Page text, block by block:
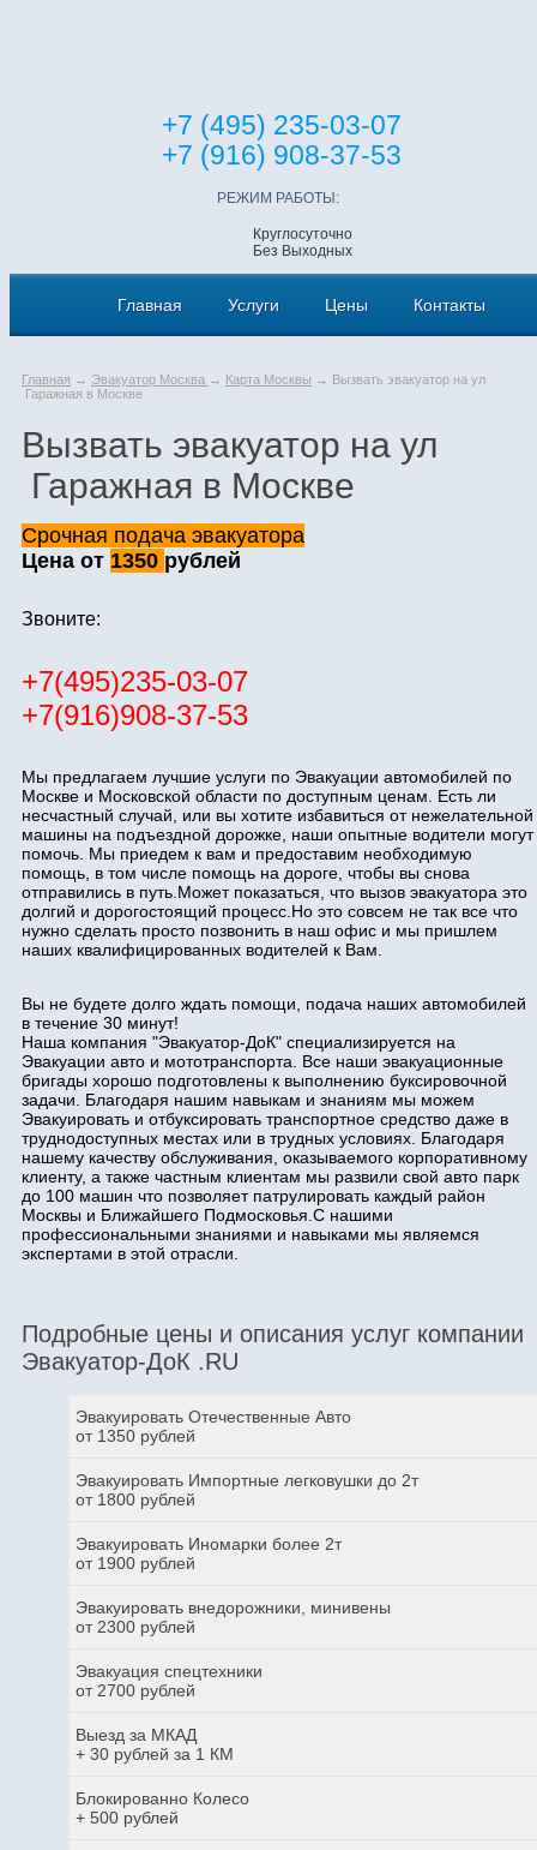
+7 (495) 235-03-07
+7 (916) 908-37-53
РЕЖИМ РАБОТЫ:
Круглосуточно
Без Выходных
Главная Услуги Цены Контакты
Главная → Эвакуатор Москва → Карта Москвы → Вызвать эвакуатор на ул
Гаражная в Москве
Вызвать эвакуатор на ул
Гаражная в Москве
Срочная подача эвакуатора
Цена от 1350 рублей
Звоните:
+7(495)235-03-07
+7(916)908-37-53
Мы предлагаем лучшие услуги по Эвакуации автомобилей по
Москве и Московской области по доступным ценам. Есть ли
несчастный случай, или вы хотите избавиться от нежелательной
машины на подъездной дорожке, наши опытные водители могут
помочь. Мы приедем к вам и предоставим необходимую
помощь, в том числе помощь на дороге, чтобы вы снова
отправились в путь.Может показаться, что вызов эвакуатора это
долгий и дорогостоящий процесс.Но это совсем не так все что
нужно сделать просто позвонить в наш офис и мы пришлем
наших квалифицированных водителей к Вам.
Вы не будете долго ждать помощи, подача наших автомобилей
в течение 30 минут!
Наша компания "Эвакуатор-ДоК" специализируется на
Эвакуации авто и мототранспорта. Все наши эвакуационные
бригады хорошо подготовлены к выполнению буксировочной
задачи. Благодаря нашим навыкам и знаниям мы можем
Эвакуировать и отбуксировать транспортное средство даже в
труднодоступных местах или в трудных условиях. Благодаря
нашему качеству обслуживания, оказываемого корпоративному
клиенту, а также частным клиентам мы развили свой авто парк
до 100 машин что позволяет патрулировать каждый район
Москвы и Ближайшего Подмосковья.С нашими
профессиональными знаниями и навыками мы являемся
экспертами в этой отрасли.
Подробные цены и описания услуг компании
Эвакуатор-ДоК .RU
Эвакуировать Отечественные Авто
от 1350 рублей
Эвакуировать Импортные легковушки до 2т
от 1800 рублей
Эвакуировать Иномарки более 2т
от 1900 рублей
Эвакуировать внедорожники, минивены
от 2300 рублей
Эвакуация спецтехники
от 2700 рублей
Выезд за МКАД
+ 30 рублей за 1 КМ
Блокированно Колесо
+ 500 рублей